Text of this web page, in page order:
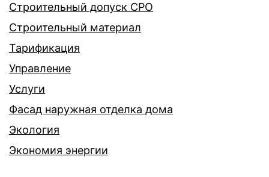
Строительный допуск СРО
Строительный материал
Тарификация
Управление
Услуги
Фасад наружная отделка дома
Экология
Экономия энергии